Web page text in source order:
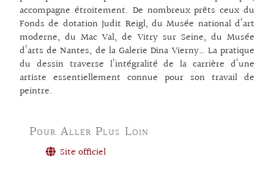
accompagne étroitement. De nombreux prêts ceux du
Fonds de dotation Judit Reigl, du Musée national d’art
moderne, du Mac Val, de Vitry sur Seine, du Musée
d’arts de Nantes, de la Galerie Dina Vierny… La pratique
du dessin traverse l’intégralité de la carrière d’une
artiste essentiellement connue pour son travail de
peintre.
Pour Aller Plus Loin
Site officiel